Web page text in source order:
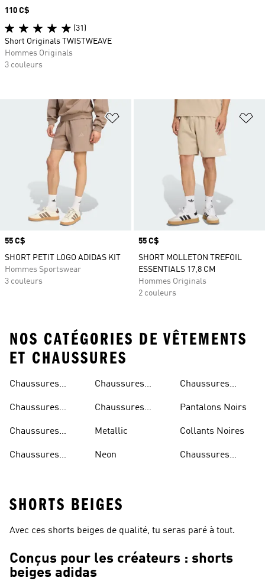
Ajouter à la Liste de produits
Prix
55 C$
SHORT PETIT LOGO ADIDAS KIT
Hommes Sportswear
3 couleurs
Prix
55 C$
SHORT MOLLETON TREFOIL
ESSENTIALS 17,8 CM
Hommes Originals
2 couleurs
Prix
110 C$
(31)
Short Originals TWISTWEAVE
Hommes Originals
3 couleurs
NOS CATÉGORIES DE VÊTEMENTS
ET CHAUSSURES
Chaussures
Chaussures
Chaussures
Chaussures
Chaussures
Chaussures
Metallic
Neon
Chaussures
Pantalons Noirs
Collants Noires
Chaussures
SHORTS BEIGES
Avec ces shorts beiges de qualité, tu seras paré à tout.
Conçus pour les créateurs : shorts
beiges adidas